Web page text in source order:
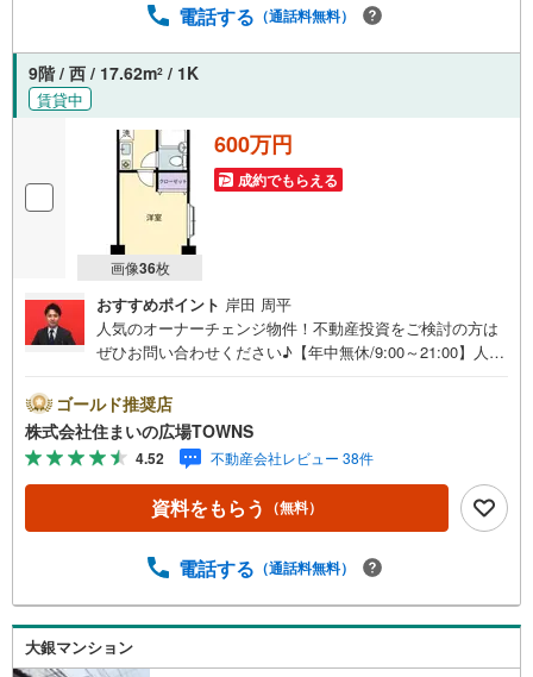
でのお越しも大歓迎です！
電話する （通話料無料）
9階 / 西 / 17.62m2 / 1K
賃貸中
画像36枚
600万円
成約でもらえる
おすすめポイント 岸田 周平
人気のオーナーチェンジ物件！不動産投資をご検討の方は
ぜひお問い合わせください♪【年中無休/9:00～21:00】人気
下さい。「室内・現地を見学する」ボタンよりご予約頂く
とご見学がスムーズです。■その他、各種ご相談も承ってお
ります。○住宅ローンのご相談○ライフプランのシミュレー
ション■住まいの広場TOWNSからお客様へ経験豊富なスタ
ッフが親身になってお客様に合った物件をご紹介させて頂
きます！ /他社様掲載物件も併せてご紹介可能ですのでお気
でのお越しも大歓迎です！
ゴールド推奨店
株式会社住まいの広場TOWNS
4.52 不動産会社レビュー 38件
資料をもらう （無料）
電話する （通話料無料）
大銀マンション